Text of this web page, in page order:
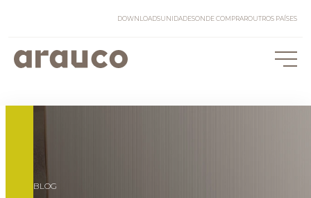
DOWNLOADSUNIDADESONDE COMPRAROUTROS PAÍSES
BLOG